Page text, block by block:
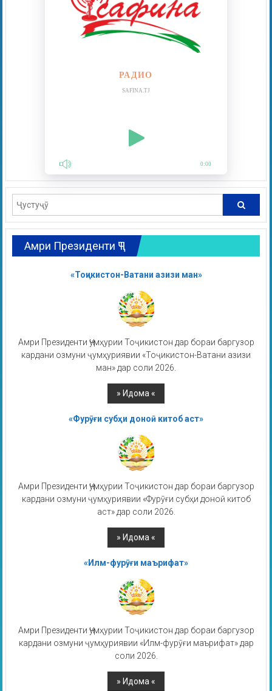
РАДИО
SAFINA.TJ
0:00
Амри Президенти ҶТ
«Тоҷикистон-Ватани азизи ман»
Амри Президенти Ҷумҳурии Тоҷикистон дар бораи баргузор
кардани озмуни ҷумҳуриявии «Тоҷикистон-Ватани азизи
ман» дар соли 2026.
«Фурӯғи субҳи доноӣ китоб аст»
Амри Президенти Ҷумҳурии Тоҷикистон дар бораи баргузор
кардани озмуни ҷумҳуриявии «Фурӯғи субҳи доноӣ китоб
аст» дар соли 2026.
«Илм-фурӯғи маърифат»
Амри Президенти Ҷумҳурии Тоҷикистон дар бораи баргузор
кардани озмуни ҷумҳуриявии «Илм-фурӯғи маърифат» дар
соли 2026.